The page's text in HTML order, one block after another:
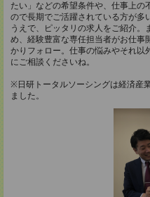
たい」などの希望条件や、仕事上の
ので長期でご活躍されている方が多
うえで、ピッタリの求人をご紹介
め、経験豊富な専任担当者がお仕事
かりフォロー。仕事の悩みやそれ以
にご相談くださいね。
※日研トータルソーシングは経済産
ました。